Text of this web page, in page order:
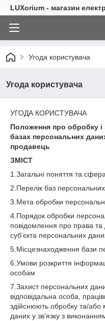
LUXorium - магазин
Угода користувача
Угода користувача
УГОДА КОРИСТУВАЧА
Положення про обробку і
базах персональних
продавець
ЗМІСТ
1.Загальні поняття та
2.Перелік баз
3.Мета обробки
4.Порядок обробки
повідомлення про права
суб’єкта персональних
5.Місцезнаходження бази
6.Умови розкриття
особам
7.Захист персональних
відповідальна особа,
здійснюють обробку та/
даних у зв’язку з